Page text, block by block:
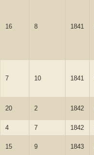
16 8 1841
7 10 1841
20 2 1842
4 7 1842
15 9 1843